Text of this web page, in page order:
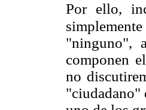
Por ello,
"ninguno",
componen
no
"ciudadano"